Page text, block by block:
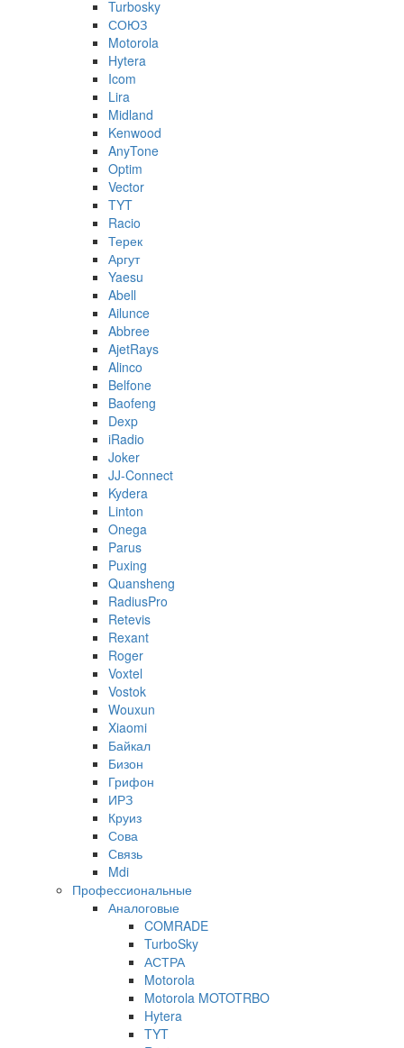
Turbosky
СОЮЗ
Motorola
Hytera
Icom
Lira
Midland
Kenwood
AnyTone
Optim
Vector
TYT
Racio
Терек
Аргут
Yaesu
Abell
Ailunce
Abbree
AjetRays
Alinco
Belfone
Baofeng
Dexp
iRadio
Joker
JJ-Connect
Kydera
Linton
Onega
Parus
Puxing
Quansheng
RadiusPro
Retevis
Rexant
Roger
Voxtel
Vostok
Wouxun
Xiaomi
Байкал
Бизон
Грифон
ИРЗ
Круиз
Сова
Связь
Mdi
Профессиональные
Аналоговые
COMRADE
TurboSky
АСТРА
Motorola
Motorola MOTOTRBO
Hytera
TYT